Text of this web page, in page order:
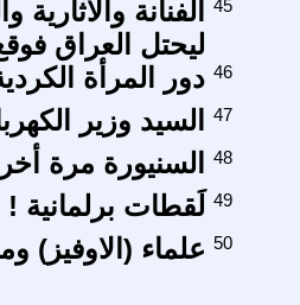
الفنانة
ليحتل العراق
45
دور المرأة 46
السيد وزير 47
السنيورة مرة 48
لَقطات برلمانية ! 49
علماء (الاوفيز) 50